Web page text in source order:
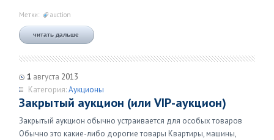
Метки: auction
читать дальше
1 августа 2013
Категория:Аукционы
Закрытый аукцион (или VIP-аукцион)
Закрытый аукцион обычно устраивается для особых товаров
Обычно это какие-либо дорогие товары Квартиры, машины,